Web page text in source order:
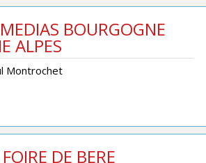
BOURGOGNE
ALPES
Montrochet
DE BERE